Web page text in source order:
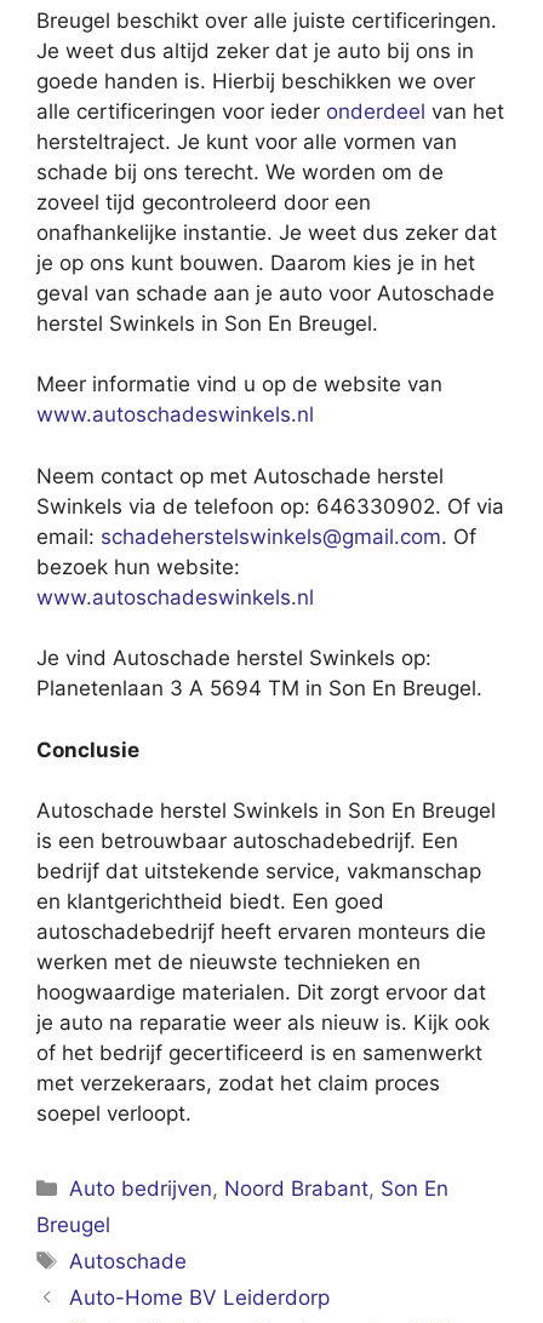
Breugel beschikt over alle juiste certificeringen.
Je weet dus altijd zeker dat je auto bij ons in
goede handen is. Hierbij beschikken we over
alle certificeringen voor ieder onderdeel van het
hersteltraject. Je kunt voor alle vormen van
schade bij ons terecht. We worden om de
zoveel tijd gecontroleerd door een
onafhankelijke instantie. Je weet dus zeker dat
je op ons kunt bouwen. Daarom kies je in het
geval van schade aan je auto voor Autoschade
herstel Swinkels in Son En Breugel.
Meer informatie vind u op de website van
www.autoschadeswinkels.nl
Neem contact op met Autoschade herstel
Swinkels via de telefoon op: 646330902. Of via
email: schadeherstelswinkels@gmail.com. Of
bezoek hun website:
www.autoschadeswinkels.nl
Je vind Autoschade herstel Swinkels op:
Planetenlaan 3 A 5694 TM in Son En Breugel.
Conclusie
Autoschade herstel Swinkels in Son En Breugel
is een betrouwbaar autoschadebedrijf. Een
bedrijf dat uitstekende service, vakmanschap
en klantgerichtheid biedt. Een goed
autoschadebedrijf heeft ervaren monteurs die
werken met de nieuwste technieken en
hoogwaardige materialen. Dit zorgt ervoor dat
je auto na reparatie weer als nieuw is. Kijk ook
of het bedrijf gecertificeerd is en samenwerkt
met verzekeraars, zodat het claim proces
soepel verloopt.
Categorieën
Auto bedrijven, Noord Brabant, Son En
Breugel
Tags
Autoschade
Auto-Home BV Leiderdorp